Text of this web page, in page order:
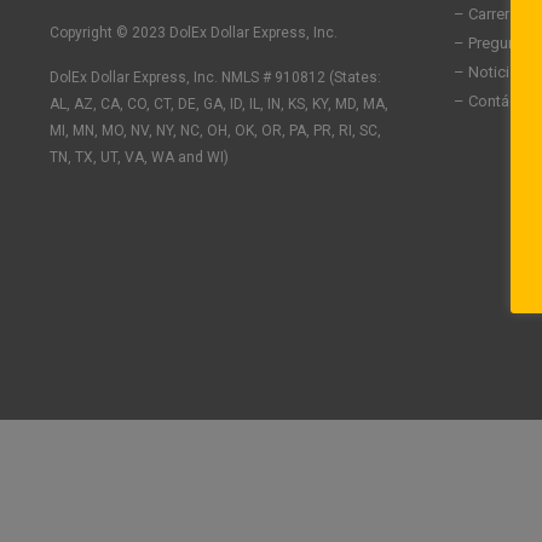
k
d
i
n
-
e
o
o
k
-
t
g
r
a
Copyright © 2023 DolEx Dollar Express, Inc.
DolEx Dollar Express, Inc. NMLS # 910812 (States:
AL, AZ, CA, CO, CT, DE, GA, ID, IL, IN, KS, KY, MD, MA,
MI, MN, MO, NV, NY, NC, OH, OK, OR, PA, PR, RI, SC,
TN, TX, UT, VA, WA and WI)
– Carreras
–
– Noticias
–